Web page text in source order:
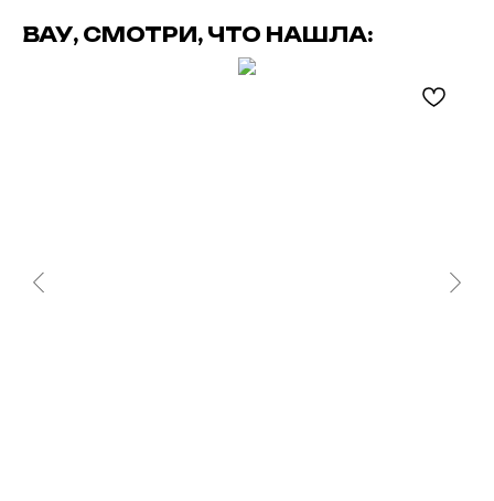
ВАУ, СМОТРИ, ЧТО НАШЛА: